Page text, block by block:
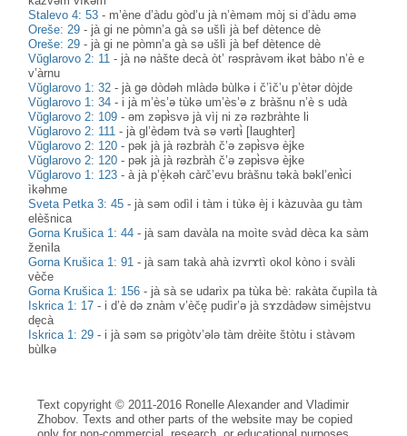
Stalevo 4: 53 - m’ène d’àdu gòd’u jà n’èməm mòj si d’àdu əmə
Oreše: 29 - jà gi ne pòmn’a gà sə ušlì jà bef dètence dè
Oreše: 29 - jà gi ne pòmn’a gà sə ušlì jà bef dètence dè
Vŭglarovo 2: 11 - jà nə nàšte decà òt’ rəspràvəm ɨkət bàbo n’è e
v’àrnu
Vŭglarovo 1: 32 - jà gə dòdəh mlàdə bùlkə i č’ìč’u p’ètər dòjde
Vŭglarovo 1: 34 - i jà m’ès’ə tùkə um’ès’ə z bràšnu n’è s udà
Vŭglarovo 2: 109 -əm zəpɨ̀svə jà vìj ni zə rəzbràhte li
Vŭglarovo 2: 111 - jà gl’èdəm tvà sə vərtɨ̀ [laughter]
Vŭglarovo 2: 120 -pək jà jà rəzbràh č’ə zəpɨ̀svə èjke
Vŭglarovo 2: 120 -pək jà jà rəzbràh č’ə zəpɨ̀svə èjke
Vŭglarovo 1: 123 -à jà p’è̝kəh càrč’evu bràšnu təkà bəkl’enɨ̀ci
ìkəhme
Sveta Petka 3: 45 - jà səm odìl i tàm i tùkə èj i kàzuvàa gu tàm
elèšnica
Gorna Krušica 1: 44 - jà sam davàla na moìte svàd dèca ka sàm
ženìla
Gorna Krušica 1: 91 - jà sam takà ahà izvrɤtì okol kòno i svàli
vèče
Gorna Krušica 1: 156 - jà sà se udarìx pa tùka bè: rakàta čupìla tà
Iskrica 1: 17 - i d’è də znàm v’èče̥ pudìr’ə jà sɤzdàdəw simèjstvu
de̝cà
Iskrica 1: 29 - i jà səm sə prigòtv’ələ tàm drèite štòtu i stàvəm
bùlkə
Text copyright © 2011-2016 Ronelle Alexander and Vladimir
Zhobov. Texts and other parts of the website may be copied